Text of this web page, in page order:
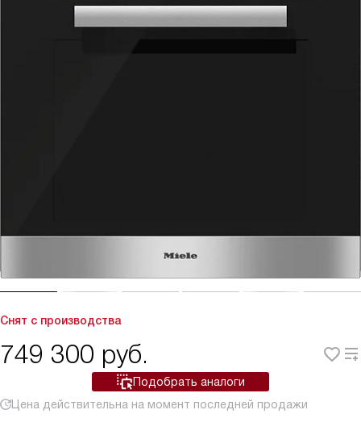
Снят с производства
749 300 руб.
Подобрать аналоги
Цена действительна на момент последней продажи